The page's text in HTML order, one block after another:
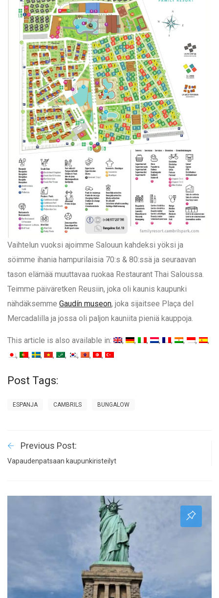
Vaihtelun vuoksi ajoimme Salouun kahdeksi yöksi ja
söimme ihania hampurilaisia 70:s & 80:ssä ja seuraavan
tason elämää muuttavaa ruokaa Restaurant Thai Saloussa.
Teimme päiväretken Reusiin, joka oli kaunis kaupunki
nähdäksemme Gaudín museon, joka sijaitsee Plaça del
Mercadalilla ja jossa oli paljon kauniita pieniä kauppoja.
This article is also available in:
Post Tags:
ESPANJA CAMBRILS BUNGALOW
Previous Post:
Vapaudenpatsaan kaupunkiristeilyt